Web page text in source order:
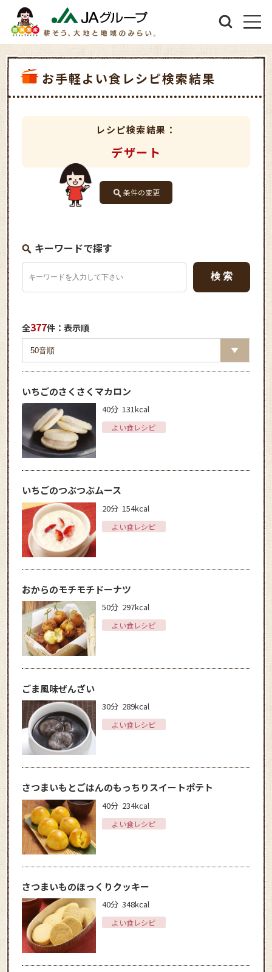
お手軽よい食レシピ検索結果
レシピ検索結果：
デザート
条件の変更
キーワードで探す
全377件：表示順
いちごのさくさくマカロン
40分 131kcal
よい食レシピ
いちごのつぶつぶムース
20分 154kcal
よい食レシピ
おからのモチモチドーナツ
50分 297kcal
よい食レシピ
ごま風味ぜんざい
30分 289kcal
よい食レシピ
さつまいもとごはんのもっちりスイートポテト
40分 234kcal
よい食レシピ
さつまいものほっくりクッキー
40分 348kcal
よい食レシピ